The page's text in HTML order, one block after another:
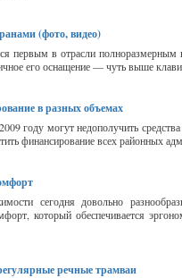
(фото, видео)
первым в отрасли
его оснащение — чуть выше
в разных объемах
году могут недополучить
финансирование всех районных
сегодня довольно
который обеспечивается
речные трамваи